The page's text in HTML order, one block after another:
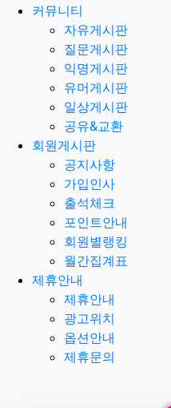
커뮤니티
자유게시판
질문게시판
익명게시판
유머게시판
일상게시판
공유&교환
회원게시판
공지사항
가입인사
출석체크
포인트안내
회원별랭킹
월간집계표
제휴안내
제휴안내
광고위치
옵션안내
제휴문의